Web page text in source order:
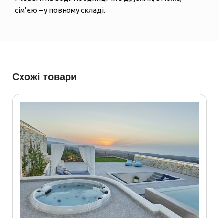
сім’єю – у повному складі.
Схожі товари